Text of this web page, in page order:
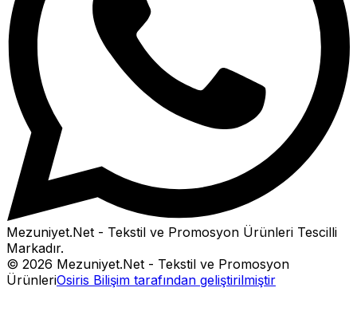
Mezuniyet.Net - Tekstil ve Promosyon Ürünleri Tescilli
Markadır.
© 2026 Mezuniyet.Net - Tekstil ve Promosyon
ÜrünleriOsiris Bilişim tarafından geliştirilmiştir